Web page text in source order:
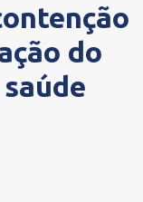
do